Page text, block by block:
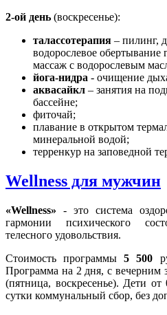
2-ой день (воскресенье):
талассотерапия – пилинг,
водорослевое
массаж с водорослевым
йога-нидра - очищение
аквасайкл – занятия на
бассейне;
фиточай;
плавание в открытом
минеральной водой;
терренкур на заповедной
Wellness для мужчин
«Wellness» - это система
гармонии психического
телесного удовольствия.
Стоимость программы5 500
Программа на 2 дня, с вечерним
(пятница, воскресенье). Дети
сутки коммунальный сбор, без